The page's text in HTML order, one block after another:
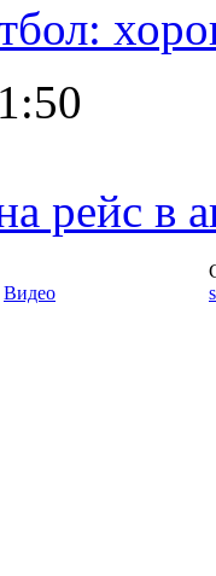
рейс в
Видео